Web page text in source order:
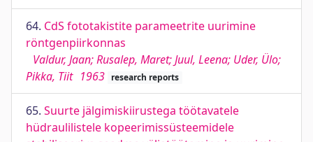
64. CdS fototakistite parameetrite uurimine
röntgenpiirkonnas
Valdur, Jaan; Rusalep, Maret; Juul, Leena; Uder, Ülo;
Pikka, Tiit 1963 research reports
65. Suurte jälgimiskiirustega töötavatele
hüdraulilistele kopeerimissüsteemidele